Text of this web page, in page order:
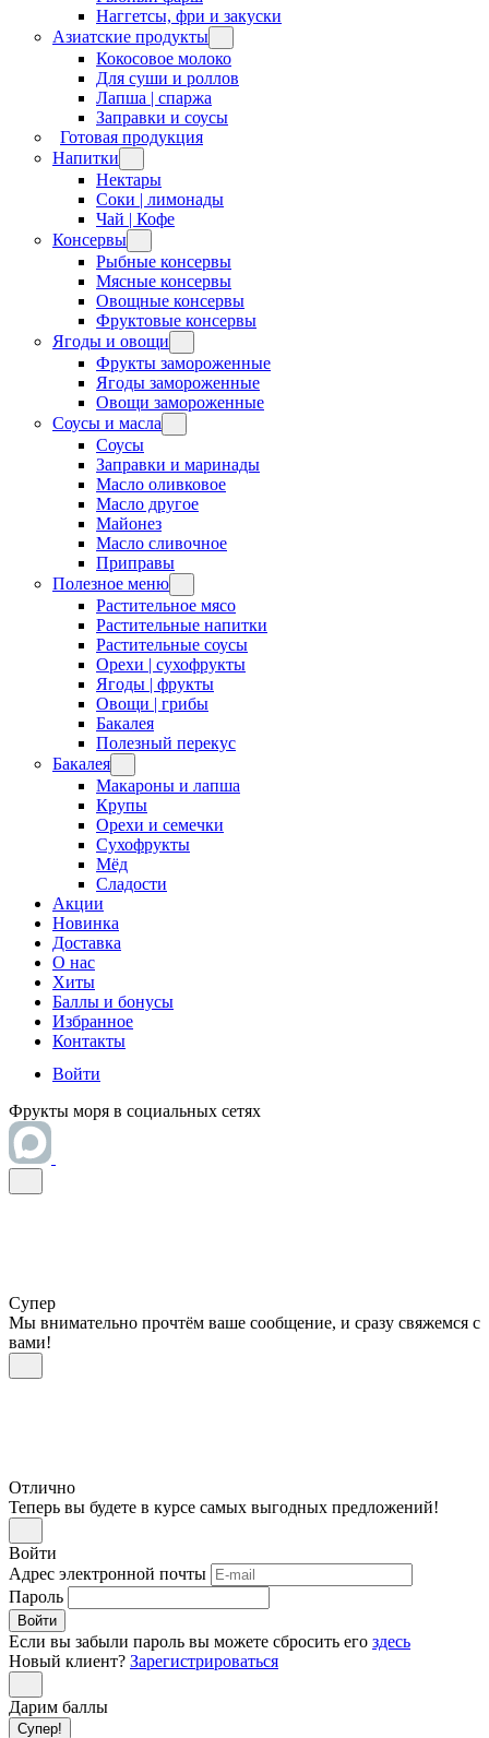
Наггетсы, фри и закуски
Азиатские продукты
Кокосовое молоко
Для суши и роллов
Лапша | спаржа
Заправки и соусы
Готовая продукция
Напитки
Нектары
Соки | лимонады
Чай | Кофе
Консервы
Рыбные консервы
Мясные консервы
Овощные консервы
Фруктовые консервы
Ягоды и овощи
Фрукты замороженные
Ягоды замороженные
Овощи замороженные
Соусы и масла
Соусы
Заправки и маринады
Масло оливковое
Масло другое
Майонез
Масло сливочное
Приправы
Полезное меню
Растительное мясо
Растительные напитки
Растительные соусы
Орехи | сухофрукты
Ягоды | фрукты
Овощи | грибы
Бакалея
Полезный перекус
Бакалея
Макароны и лапша
Крупы
Орехи и семечки
Сухофрукты
Мёд
Сладости
Акции
Новинка
Доставка
О нас
Хиты
Баллы и бонусы
Избранное
Контакты
Войти
Фрукты моря в социальных сетях
Супер
Мы внимательно прочтём ваше сообщение, и сразу свяжемся с
вами!
Отлично
Теперь вы будете в курсе самых выгодных предложений!
Войти
Адрес электронной почты
Пароль
Войти
Если вы забыли пароль вы можете сбросить его здесь
Новый клиент? Зарегистрироваться
Дарим баллы
Супер!